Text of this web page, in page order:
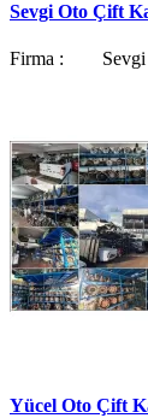
Sevgi Oto Çift
Firma : Sevgi
Yücel Oto Çift